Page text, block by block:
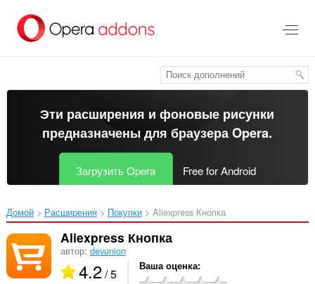
перейти
Эти расширения и фоновые рисунки
предназначены длябраузера Opera.
Загрузить Opera Free for Android
Домой Расширения Покупки Aliexpress Кнопка‎
Aliexpress Кнопка
автор: devunion
4.2/ 5 Ваша оценка